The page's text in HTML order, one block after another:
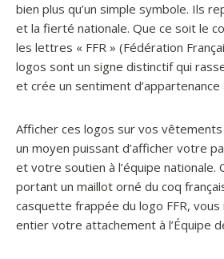
bien plus qu’un simple symbole. Ils
et la fierté nationale. Que ce soit le
les lettres « FFR » (Fédération
logos sont un signe distinctif qui
et crée un sentiment d’appartenance
Afficher ces logos sur vos
un moyen puissant d’afficher votre
et votre soutien à l’équipe nationale.
portant un maillot orné du coq
casquette frappée du logo FFR,
entier votre attachement à l’Équipe